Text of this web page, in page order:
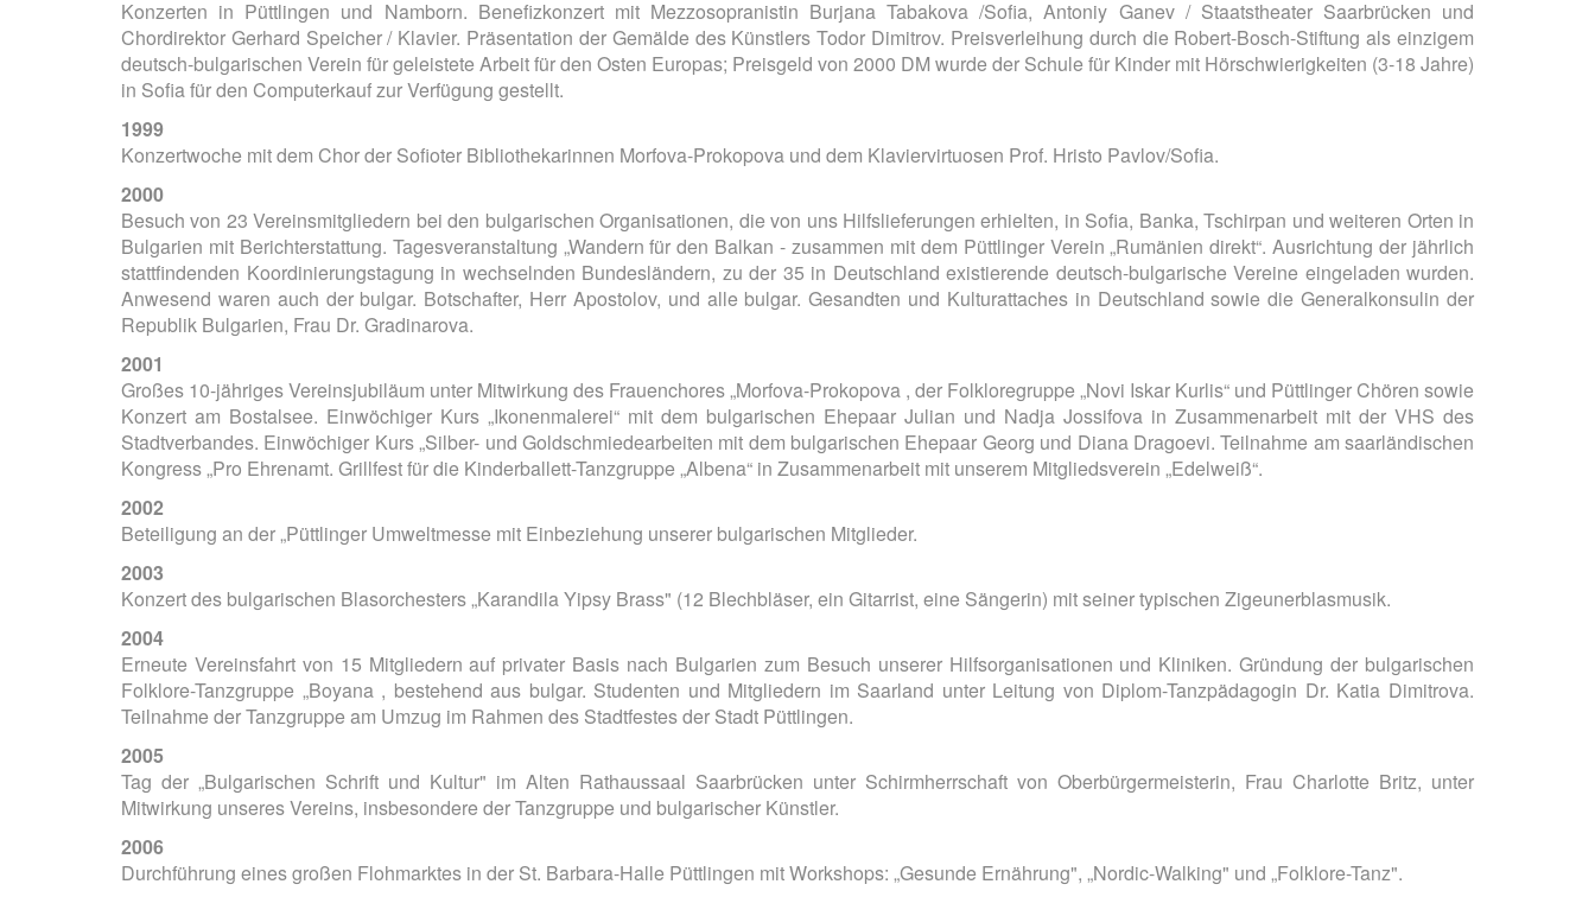
Konzerten in Püttlingen und Namborn. Benefizkonzert mit Mezzosopranistin Burjana Tabakova /Sofia, Antoniy Ganev / Staatstheater Saarbrücken und
Chordirektor Gerhard Speicher / Klavier. Präsentation der Gemälde des Künstlers Todor Dimitrov. Preisverleihung durch die Robert-Bosch-Stiftung als einzigem
deutsch-bulgarischen Verein für geleistete Arbeit für den Osten Europas; Preisgeld von 2000 DM wurde der Schule für Kinder mit Hörschwierigkeiten (3-18 Jahre)
in Sofia für den Computerkauf zur Verfügung gestellt.
1999
Konzertwoche mit dem Chor der Sofioter Bibliothekarinnen Morfova-Prokopova und dem Klaviervirtuosen Prof. Hristo Pavlov/Sofia.
2000
Besuch von 23 Vereinsmitgliedern bei den bulgarischen Organisationen, die von uns Hilfslieferungen erhielten, in Sofia, Banka, Tschirpan und weiteren Orten in
Bulgarien mit Berichterstattung. Tagesveranstaltung „Wandern für den Balkan - zusammen mit dem Püttlinger Verein „Rumänien direkt“. Ausrichtung der jährlich
stattfindenden Koordinierungstagung in wechselnden Bundesländern, zu der 35 in Deutschland existierende deutsch-bulgarische Vereine eingeladen wurden.
Anwesend waren auch der bulgar. Botschafter, Herr Apostolov, und alle bulgar. Gesandten und Kulturattaches in Deutschland sowie die Generalkonsulin der
Republik Bulgarien, Frau Dr. Gradinarova.
2001
Großes 10-jähriges Vereinsjubiläum unter Mitwirkung des Frauenchores „Morfova-Prokopova , der Folkloregruppe „Novi Iskar Kurlis“ und Püttlinger Chören sowie
Konzert am Bostalsee. Einwöchiger Kurs „Ikonenmalerei“ mit dem bulgarischen Ehepaar Julian und Nadja Jossifova in Zusammenarbeit mit der VHS des
Stadtverbandes. Einwöchiger Kurs „Silber- und Goldschmiedearbeiten mit dem bulgarischen Ehepaar Georg und Diana Dragoevi. Teilnahme am saarländischen
Kongress „Pro Ehrenamt. Grillfest für die Kinderballett-Tanzgruppe „Albena“ in Zusammenarbeit mit unserem Mitgliedsverein „Edelweiß“.
2002
Beteiligung an der „Püttlinger Umweltmesse mit Einbeziehung unserer bulgarischen Mitglieder.
2003
Konzert des bulgarischen Blasorchesters „Karandila Yipsy Brass" (12 Blechbläser, ein Gitarrist, eine Sängerin) mit seiner typischen Zigeunerblasmusik.
2004
Erneute Vereinsfahrt von 15 Mitgliedern auf privater Basis nach Bulgarien zum Besuch unserer Hilfsorganisationen und Kliniken. Gründung der bulgarischen
Folklore-Tanzgruppe „Boyana , bestehend aus bulgar. Studenten und Mitgliedern im Saarland unter Leitung von Diplom-Tanzpädagogin Dr. Katia Dimitrova.
Teilnahme der Tanzgruppe am Umzug im Rahmen des Stadtfestes der Stadt Püttlingen.
2005
Tag der „Bulgarischen Schrift und Kultur" im Alten Rathaussaal Saarbrücken unter Schirmherrschaft von Oberbürgermeisterin, Frau Charlotte Britz, unter
Mitwirkung unseres Vereins, insbesondere der Tanzgruppe und bulgarischer Künstler.
2006
Durchführung eines großen Flohmarktes in der St. Barbara-Halle Püttlingen mit Workshops: „Gesunde Ernährung", „Nordic-Walking" und „Folklore-Tanz".